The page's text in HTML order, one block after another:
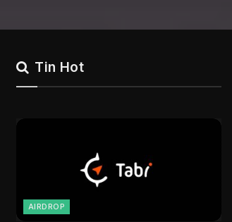
Tin Hot
AIRDROP